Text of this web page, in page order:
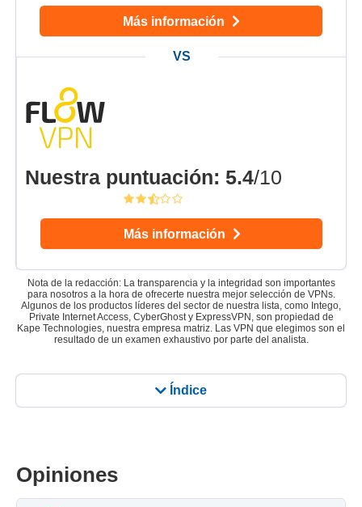
Índice
Más información
Nuestra puntuación: 5.4/10
Más información
Nota de la redacción: La transparencia y la integridad son importantes
para nosotros a la hora de ofrecerte nuestra mejor selección de VPNs.
Algunos de los productos líderes del sector de nuestra lista, como Intego,
Private Internet Access, CyberGhost y ExpressVPN, son propiedad de
Kape Technologies, nuestra empresa matriz. Las VPN que elegimos son el
resultado de un examen exhaustivo por parte del analista.
Opiniones